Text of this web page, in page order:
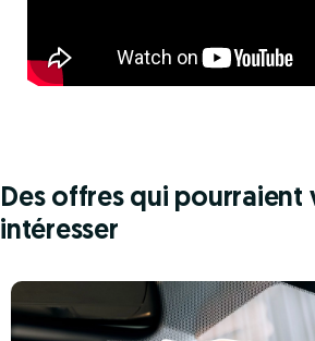
Des offres qui pourraient
intéresser